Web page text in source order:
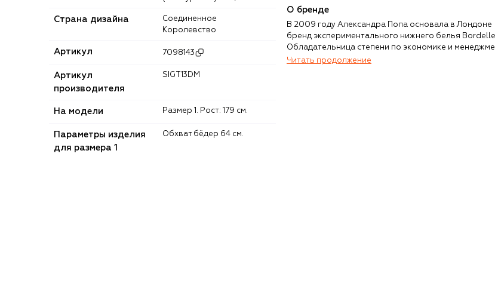
Страна дизайна
Соединенное
Королевство
Артикул 7098143
Артикул
производителя
SIGT13DM
На модели Размер 1. Рост: 179 см.
Параметры изделия
для размера 1
Обхват бёдер 64 см.
О бренде
В 2009 году Александра Попа основала в Лондоне
бренд экспериментального нижнего белья
Обладательница степени по экономике и
Попа подошла к делу творчески и рационально
Читать продолжение